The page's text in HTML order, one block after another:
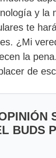
y la
te
¿Mi
la
de
BUDS